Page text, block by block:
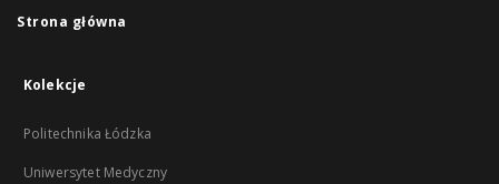
Strona główna
Kolekcje
Politechnika Łódzka
Uniwersytet Medyczny